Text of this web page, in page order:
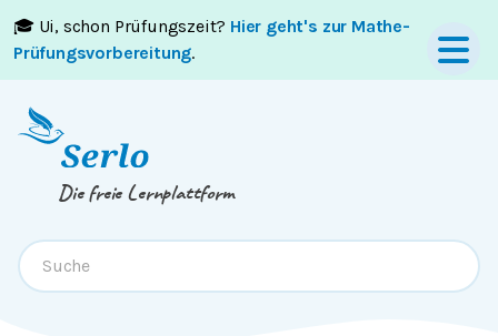
🎓 Ui, schon Prüfungszeit? Hier geht's zur Mathe-
Prüfungsvorbereitung.
Springe zumInhaltoderFooter
Die freie Lernplattform